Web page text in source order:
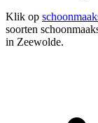
Klik op
soorten
in Zeewolde.